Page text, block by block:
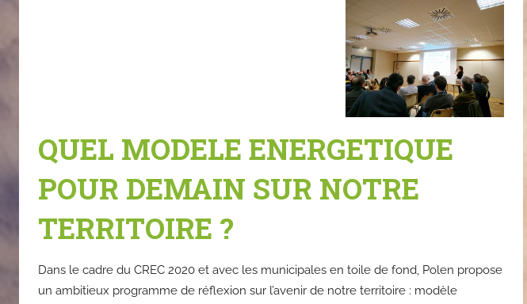
QUEL MODELE ENERGETIQUE
POUR DEMAIN SUR NOTRE
TERRITOIRE ?
Dans le cadre du CREC 2020 et avec les municipales en toile de fond, Polen propose
un ambitieux programme de réflexion sur l’avenir de notre territoire : modèle